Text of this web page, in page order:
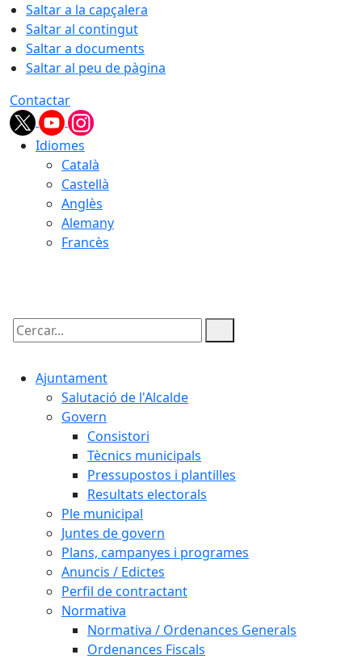
Saltar a la capçalera
Saltar al contingut
Saltar a documents
Saltar al peu de pàgina
Contactar
Idiomes
Català
Castellà
Anglès
Alemany
Francès
Cercar:
Ajuntament
Salutació de l'Alcalde
Govern
Consistori
Tècnics municipals
Pressupostos i plantilles
Resultats electorals
Ple municipal
Juntes de govern
Plans, campanyes i programes
Anuncis / Edictes
Perfil de contractant
Normativa
Normativa / Ordenances Generals
Ordenances Fiscals